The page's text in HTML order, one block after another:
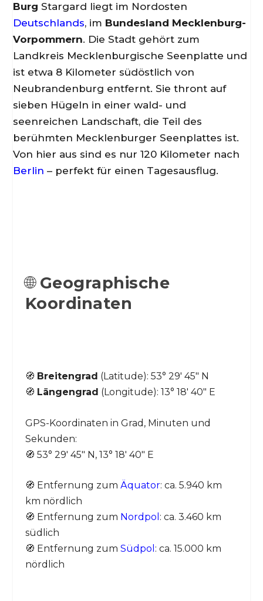
Burg Stargard liegt im Nordosten
Deutschlands, im Bundesland Mecklenburg-
Vorpommern. Die Stadt gehört zum
Landkreis Mecklenburgische Seenplatte und
ist etwa 8 Kilometer südöstlich von
Neubrandenburg entfernt. Sie thront auf
sieben Hügeln in einer wald- und
seenreichen Landschaft, die Teil des
berühmten Mecklenburger Seenplattes ist.
Von hier aus sind es nur 120 Kilometer nach
Berlin – perfekt für einen Tagesausflug.
🌐 Geographische
Koordinaten
🧭 Breitengrad (Latitude): 53° 29′ 45″ N
🧭 Längengrad (Longitude): 13° 18′ 40″ E
GPS-Koordinaten in Grad, Minuten und
Sekunden:
🧭 53° 29′ 45″ N, 13° 18′ 40″ E
🧭 Entfernung zum Äquator: ca. 5.940 km
km nördlich
🧭 Entfernung zum Nordpol : ca. 3.460 km
südlich
🧭 Entfernung zum Südpol : ca. 15.000 km
nördlich